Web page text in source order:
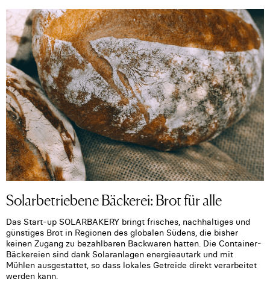
Solarbetriebene Bäckerei: Brot für alle
Das Start-up SOLARBAKERY bringt frisches, nachhaltiges und
günstiges Brot in Regionen des globalen Südens, die bisher
keinen Zugang zu bezahlbaren Backwaren hatten. Die Container-
Bäckereien sind dank Solaranlagen energieautark und mit
Mühlen ausgestattet, so dass lokales Getreide direkt verarbeitet
werden kann.